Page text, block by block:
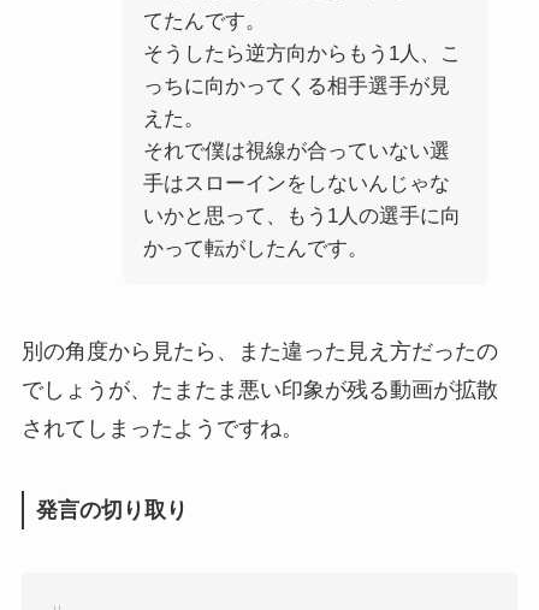
てたんです。
そうしたら逆方向からもう1人、こ
っちに向かってくる相手選手が見
えた。
それで僕は視線が合っていない選
手はスローインをしないんじゃな
いかと思って、もう1人の選手に向
かって転がしたんです。
別の角度から見たら、また違った見え方だったの
でしょうが、たまたま悪い印象が残る動画が拡散
されてしまったようですね。
発言の切り取り